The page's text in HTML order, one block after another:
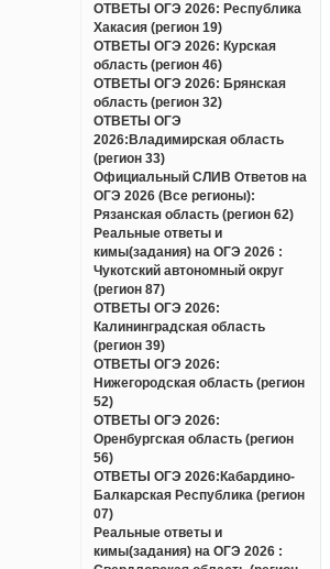
ОТВЕТЫ ОГЭ 2026: Республика
Хакасия (регион 19)
ОТВЕТЫ ОГЭ 2026: Курская
область (регион 46)
ОТВЕТЫ ОГЭ 2026: Брянская
область (регион 32)
ОТВЕТЫ ОГЭ
2026:Владимирская область
(регион 33)
Официальный СЛИВ Ответов на
ОГЭ 2026 (Все регионы):
Рязанская область (регион 62)
Реальные ответы и
кимы(задания) на ОГЭ 2026 :
Чукотский автономный округ
(регион 87)
ОТВЕТЫ ОГЭ 2026:
Калининградская область
(регион 39)
ОТВЕТЫ ОГЭ 2026:
Нижегородская область (регион
52)
ОТВЕТЫ ОГЭ 2026:
Оренбургская область (регион
56)
ОТВЕТЫ ОГЭ 2026:Кабардино-
Балкарская Республика (регион
07)
Реальные ответы и
кимы(задания) на ОГЭ 2026 :